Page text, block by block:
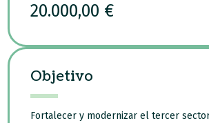
20.000,00 €
Objetivo
Fortalecer y modernizar el tercer